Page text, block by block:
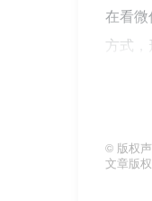
在看
方式
其用
找到他
音。
© 版权
文章版